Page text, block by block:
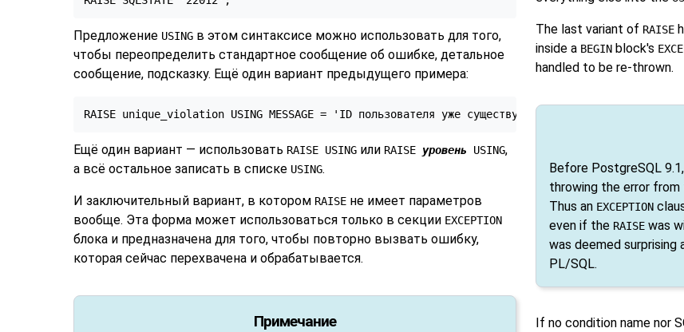
Предложение USING в этом синтаксисе можно использовать для того,
чтобы переопределить стандартное сообщение об ошибке, детальное
сообщение, подсказку. Ещё один вариант предыдущего примера:
RAISE unique_violation USING MESSAGE = 'ID пользователя уже существует: ' || user_id;
Ещё один вариант — использовать RAISE USING или RAISE уровень USING,
а всё остальное записать в списке USING.
И заключительный вариант, в котором RAISE не имеет параметров
вообще. Эта форма может использоваться только в секции EXCEPTION
блока и предназначена для того, чтобы повторно вызвать ошибку,
которая сейчас перехвачена и обрабатывается.
Примечание
The last variant of RAISE
inside a BEGINblock's
handled to be re-thrown.
Before PostgreSQL9.1,
throwing the error
Thus an EXCEPTION
even if the RAISEwas
was deemed surprising
PL/SQL.
If no condition name nor